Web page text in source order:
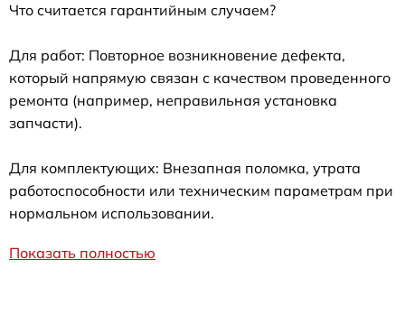
Что считается гарантийным случаем?
Для работ: Повторное возникновение дефекта,
который напрямую связан с качеством проведенного
ремонта (например, неправильная установка
запчасти).
Для комплектующих: Внезапная поломка, утрата
работоспособности или техническим параметрам при
нормальном использовании.
Показать полностью